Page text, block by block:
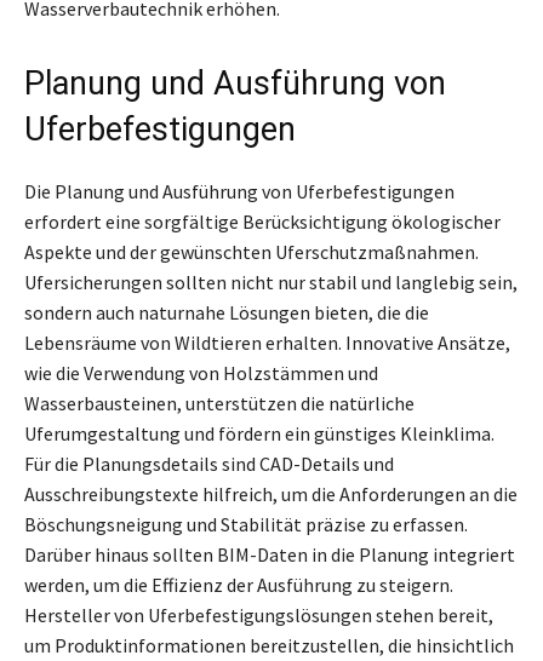
Wasserverbautechnik erhöhen.
Planung und Ausführung von
Uferbefestigungen
Die Planung und Ausführung von Uferbefestigungen
erfordert eine sorgfältige Berücksichtigung ökologischer
Aspekte und der gewünschten Uferschutzmaßnahmen.
Ufersicherungen sollten nicht nur stabil und langlebig sein,
sondern auch naturnahe Lösungen bieten, die die
Lebensräume von Wildtieren erhalten. Innovative Ansätze,
wie die Verwendung von Holzstämmen und
Wasserbausteinen, unterstützen die natürliche
Uferumgestaltung und fördern ein günstiges Kleinklima.
Für die Planungsdetails sind CAD-Details und
Ausschreibungstexte hilfreich, um die Anforderungen an die
Böschungsneigung und Stabilität präzise zu erfassen.
Darüber hinaus sollten BIM-Daten in die Planung integriert
werden, um die Effizienz der Ausführung zu steigern.
Hersteller von Uferbefestigungslösungen stehen bereit,
um Produktinformationen bereitzustellen, die hinsichtlich